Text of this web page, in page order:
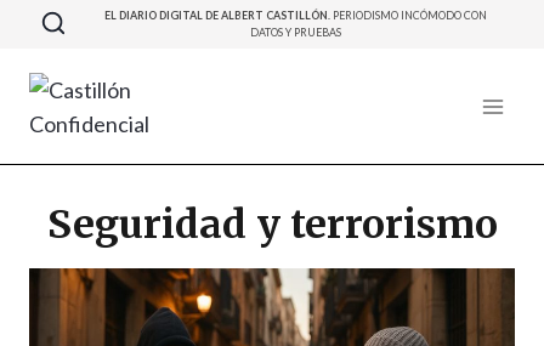
Saltar
contenido
EL DIARIO DIGITAL DE ALBERT CASTILLÓN. PERIODISMO INCÓMODO CON
DATOS Y PRUEBAS
Seguridad y terrorismo